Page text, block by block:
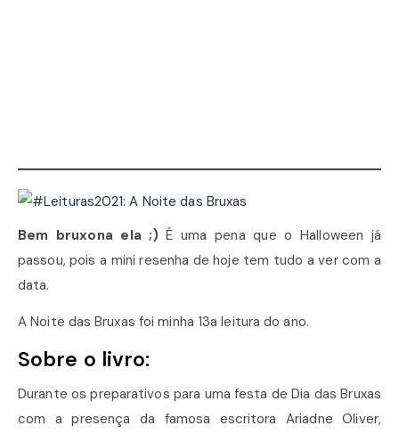
Bem bruxona ela ;)É uma pena que o Halloween já
passou, pois a mini resenha de hoje tem tudo a ver com a
data.
A Noite das Bruxas foi minha 13a leitura do ano.
Sobre o livro:
Durante os preparativos para uma festa de Dia das Bruxas
com a presença da famosa escritora Ariadne Oliver,